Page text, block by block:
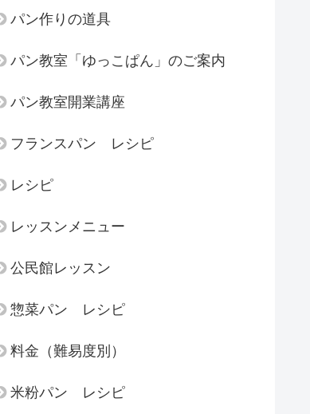
パン作りの道具
パン教室「ゆっこぱん」のご案内
パン教室開業講座
フランスパン レシピ
レシピ
レッスンメニュー
公民館レッスン
惣菜パン レシピ
料金（難易度別）
米粉パン レシピ